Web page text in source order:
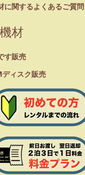
に関するよくあるご質問
材
す販売
ィスク販売